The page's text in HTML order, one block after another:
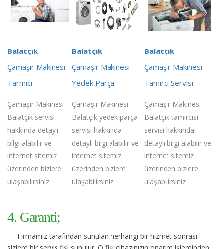
Balatçık
Çamaşır Makinesi
Tarmici
Çamaşır Makinesi
Balatçık servisi
hakkında detaylı
bilgi alabilir ve
internet sitemiz
üzerinden bizlere
ulaşabilirsiniz
Balatçık
Çamaşır Makinesi
Yedek Parça
Çamaşır Makinesi
Balatçık yedek parça
servisi hakkında
detaylı bilgi alabilir ve
internet sitemiz
üzerinden bizlere
ulaşabilirsiniz
Balatçık
Çamaşır Makinesi
Tamirci Servisi
Çamaşır Makinesi
Balatçık tamircisi
servisi hakkında
detaylı bilgi alabilir ve
internet sitemiz
üzerinden bizlere
ulaşabilirsiniz
4. Garanti;
Firmamız tarafından sunulan herhangi bir hizmet sonrası
sizlere bir servis fişi sunulur. O fişi cihazınızın onarım işleminden